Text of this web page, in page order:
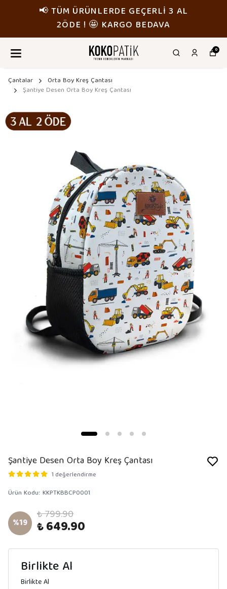
📢 TÜM ÜRÜNLERDE GEÇERLİ 3 AL
2ÖDE ! 🤩 KARGO BEDAVA
0
Çantalar
Orta Boy Kreş Çantası
Şantiye Desen Orta Boy Kreş Çantası
Şantiye Desen Orta Boy Kreş Çantası
1 değerlendirme
Ürün Kodu: KKPTKBBCP0001
%19 ₺ 799.90
₺ 649.90
Birlikte Al
Birlikte Al